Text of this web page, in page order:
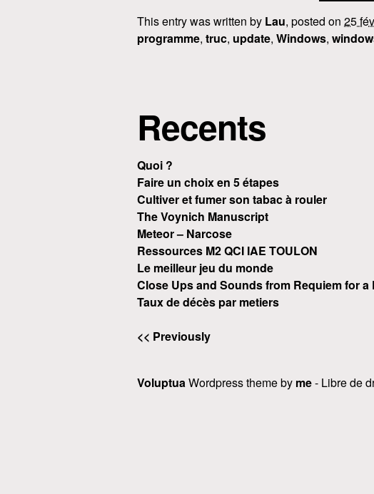
This entry was written by Lau, posted on 25
programme, truc, update, Windows,
Recents
Quoi ?
Faire un choix en 5 étapes
Cultiver et fumer son tabac à rouler
The Voynich Manuscript
Meteor – Narcose
Ressources M2 QCI IAE TOULON
Le meilleur jeu du monde
Close Ups and Sounds from Requiem for a
Taux de décès par metiers
<< Previously
VoluptuaWordpress theme by me- Libre de